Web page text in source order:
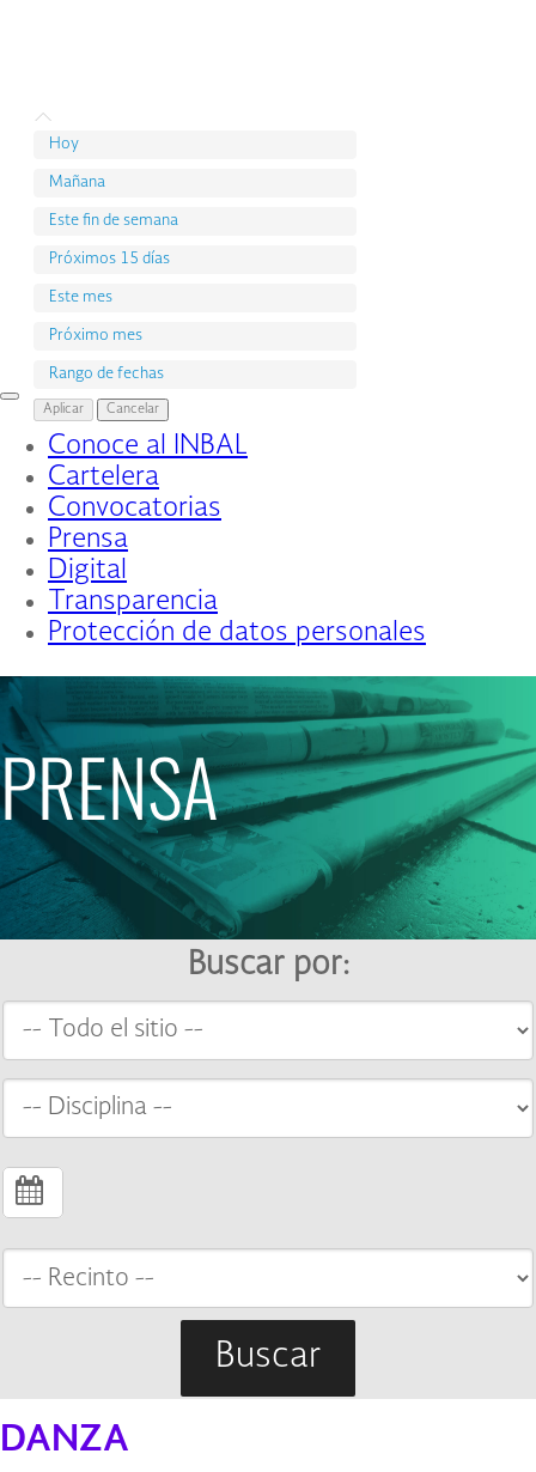
Interruptor
de
Navegación
Conoce al INBAL
Cartelera
Convocatorias
Prensa
Digital
Transparencia
Protección de datos personales
PRENSA
Buscar por:
Buscar
DANZA
Hoy
Mañana
Este fin de semana
Próximos 15 días
Este mes
Próximo mes
Rango de fechas
Aplicar Cancelar